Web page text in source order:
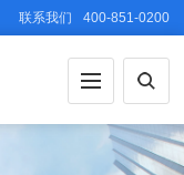
联系我们 400-851-0200